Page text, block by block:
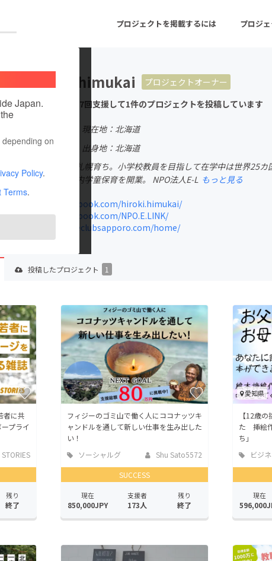
プロジェクトを掲載するには プロジ
クト 注目のリターン 注目の新着プロジェクト
音楽
ガジェット
ゲーム・サービス開発
業
チャレンジ
地域活性化
CAMPFIREふるさと納税
machi-ya
Japan.
on
Policy.
Terms.
hiroki_himukai
プロジェクトオーナー
これまでに7回支援して1件のプロジェクトを投稿しています
現在地：北海道
出身国：日本
出身地：北海道
札幌生まれ、札幌育ち。小学校教員を目指して在学中は世界25
ゲストハウス内学童保育を開業。 NPO法人E-L もっと見る
www.facebook.com/hiroki.himukai/
www.facebook.com/NPO.E.LINK/
adventureclubsapporo.com/home/
投稿したプロジェクト 1
者に共
プライ
STORIES
残り
終了
フィジーのゴミ山で働く人にココナッツキ
ャンドルを通して新しい仕事を生み出した
い！
ソーシャルグ
ッド
Shu Sato5572
SUCCESS
現在
850,000JPY
支援者
173人
残り
終了
愛知県
【12歳
た 挿絵
ち」
ビジ
業
現在